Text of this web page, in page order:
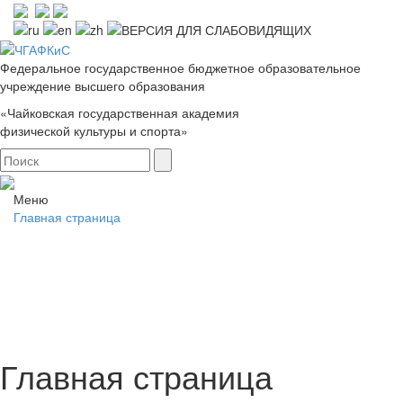
Федеральное государственное бюджетное образовательное
учреждение высшего образования
«Чайковская государственная академия
физической культуры и спорта»
Меню
Главная страница
Главная страница